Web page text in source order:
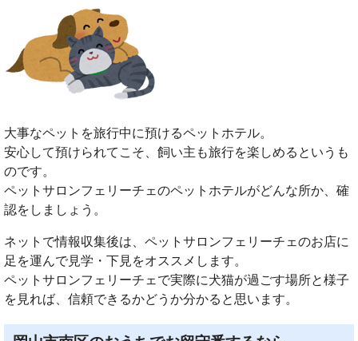
大事なペットを旅行中に預けるペットホテル。
安心して預けられてこそ、飼い主も旅行を楽しめるというも
のです。
ペットサロンフェリーチェのペットホテルがどんな所か、確
認をしましょう。
ネットで情報収集後は、ペットサロンフェリーチェのお店に
足を運んで見学・下見をオススメします。
ペットサロンフェリーチェで実際に犬猫が過ごす場所と様子
を見れば、信頼できるかどうか分かると思います。